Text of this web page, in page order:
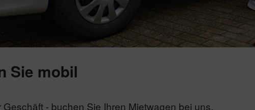
Sie mobil
Geschäft - buchen Sie Ihren Mietwagen bei uns.